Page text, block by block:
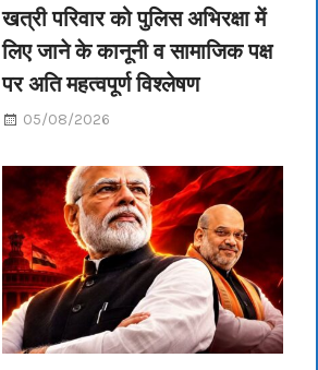
खत्री परिवार को पुलिस अभिरक्षा में
लिए जाने के कानूनी व सामाजिक पक्ष
पर अति महत्वपूर्ण विश्लेषण
05/08/2026